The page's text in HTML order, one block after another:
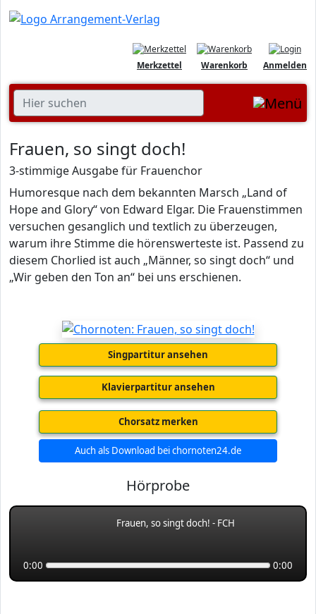
Anmelden
Warenkorb
Merkzettel
Frauen, so singt doch!
3-stimmige Ausgabe für Frauenchor
Humoresque nach dem bekannten Marsch „Land of
Hope and Glory“ von Edward Elgar. Die Frauenstimmen
versuchen gesanglich und textlich zu überzeugen,
warum ihre Stimme die hörenswerteste ist. Passend zu
diesem Chorlied ist auch „Männer, so singt doch“ und
„Wir geben den Ton an“ bei uns erschienen.
Singpartitur ansehen
Klavierpartitur ansehen
Chorsatz merken
Auch als Download bei chornoten24.de
Hörprobe
Frauen, so singt doch! - FCH
0:00 0:00